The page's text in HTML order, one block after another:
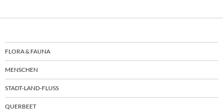
FLORA & FAUNA
MENSCHEN
STADT-LAND-FLUSS
QUERBEET